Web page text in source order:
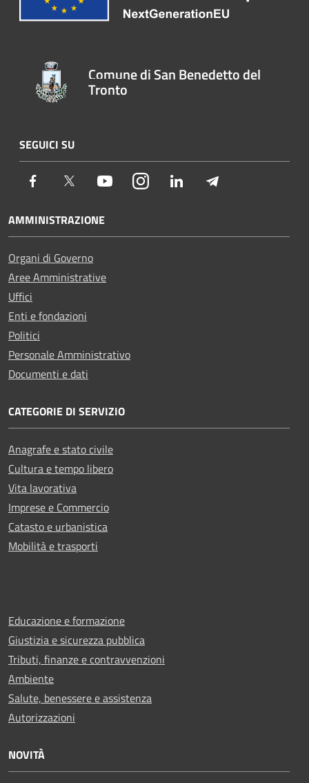
Comune di San Benedetto del
Tronto
SEGUICI SU
Facebook Twitter YoutubeInstagramLinkedIn
AMMINISTRAZIONE
Organi di Governo
Aree Amministrative
Uffici
Enti e fondazioni
Politici
Personale Amministrativo
Documenti e dati
CATEGORIE DI SERVIZIO
Anagrafe e stato civile
Cultura e tempo libero
Vita lavorativa
Imprese e Commercio
Catasto e urbanistica
Mobilità e trasporti
Educazione e formazione
Giustizia e sicurezza pubblica
Tributi, finanze e contravvenzioni
Ambiente
Salute, benessere e assistenza
Autorizzazioni
NOVITÀ